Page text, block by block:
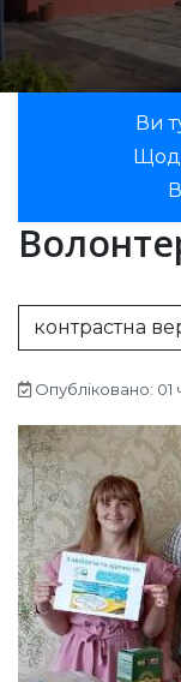
Ви
контрастна
Опубліковано: 01